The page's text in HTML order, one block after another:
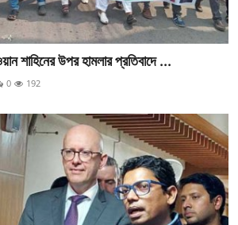
শাহিনের উপর হামলার প্রতিবাদে ...
0 192